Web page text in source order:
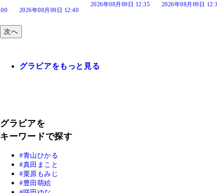
年08月09日 12:40
2026年08月09日 12:35 2026年08月09日 12:30
次へ
グラビアをもっと見る
グラビアを
キーワードで探す
青山ひかる
真田まこと
栗原もみじ
豊田萌絵